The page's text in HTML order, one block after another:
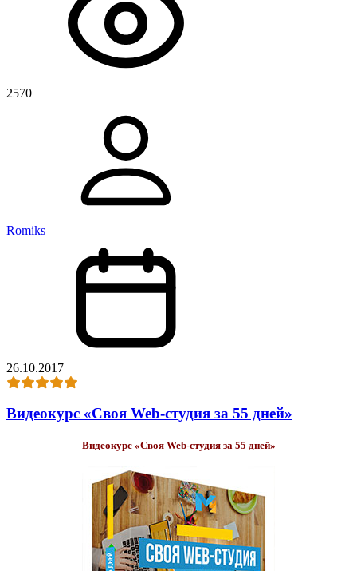
2570
Romiks
26.10.2017
Видеокурс «Своя Web-студия за 55 дней»
Видеокурс «Своя Web-студия за 55 дней»